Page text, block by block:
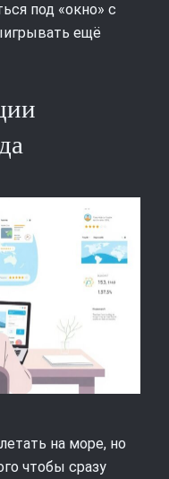
под «окно» с
ещё
на море, но
чтобы сразу